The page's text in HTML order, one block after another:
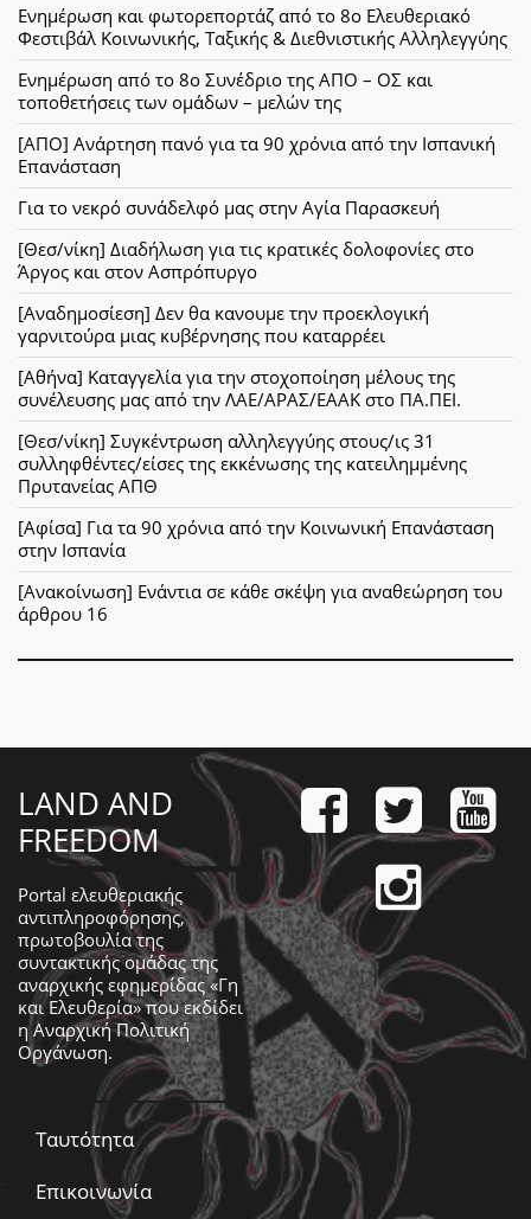
Ενημέρωση και φωτορεπορτάζ από το 8ο Ελευθεριακό
Φεστιβάλ Κοινωνικής, Ταξικής & Διεθνιστικής Αλληλεγγύης
Ενημέρωση από το 8ο Συνέδριο της ΑΠΟ – ΟΣ και
τοποθετήσεις των ομάδων – μελών της
[ΑΠΟ] Ανάρτηση πανό για τα 90 χρόνια από την Ισπανική
Επανάσταση
Για το νεκρό συνάδελφό μας στην Αγία Παρασκευή
[Θεσ/νίκη] Διαδήλωση για τις κρατικές δολοφονίες στο
Άργος και στον Ασπρόπυργο
[Αναδημοσίεση] Δεν θα κανουμε την προεκλογική
γαρνιτούρα μιας κυβέρνησης που καταρρέει
[Αθήνα] Καταγγελία για την στοχοποίηση μέλους της
συνέλευσης μας από την ΛΑΕ/ΑΡΑΣ/ΕΑΑΚ στο ΠΑ.ΠΕΙ.
[Θεσ/νίκη] Συγκέντρωση αλληλεγγύης στους/ις 31
συλληφθέντες/είσες της εκκένωσης της κατειλημμένης
Πρυτανείας ΑΠΘ
[Αφίσα] Για τα 90 χρόνια από την Κοινωνική Επανάσταση
στην Ισπανία
[Ανακοίνωση] Ενάντια σε κάθε σκέψη για αναθεώρηση του
άρθρου 16
LAND AND
FREEDOM
Portal ελευθεριακής
αντιπληροφόρησης,
πρωτοβουλία της
συντακτικής ομάδας της
αναρχικής εφημερίδας «Γη
και Ελευθερία» που εκδίδει
ηΑναρχική Πολιτική
Οργάνωση.
Ταυτότητα
Επικοινωνία